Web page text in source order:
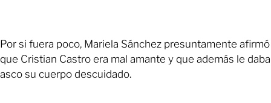
Por si fuera poco, Mariela Sánchez presuntamente afirmó
que Cristian Castro era mal amante y que además le daba
asco su cuerpo descuidado.